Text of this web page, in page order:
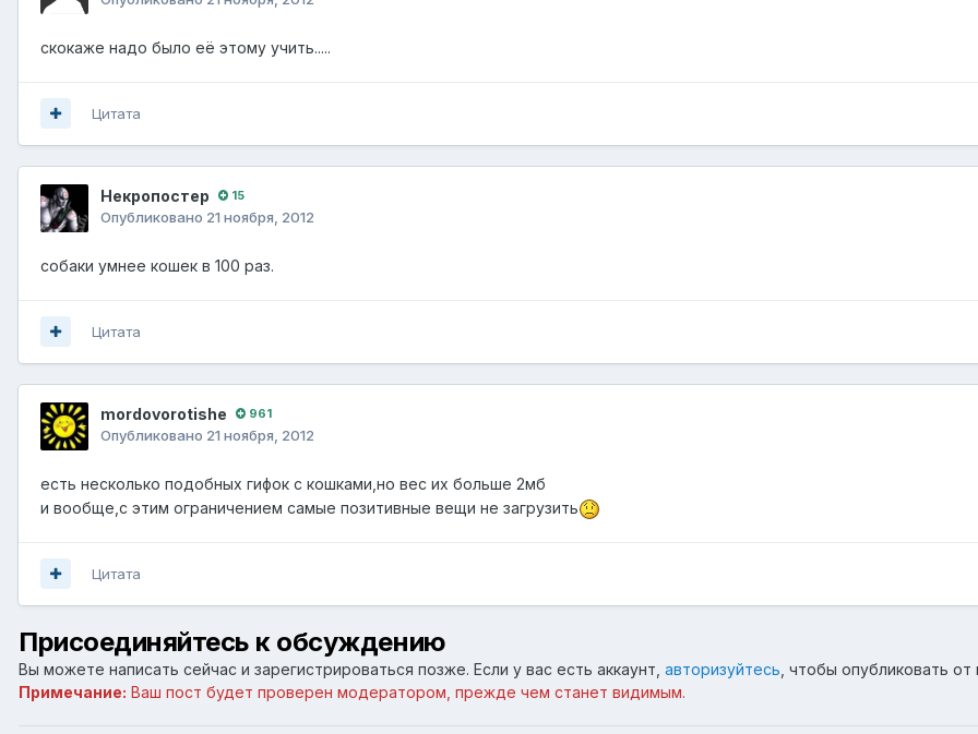
скокаже надо было её этому учить.....
Цитата
Некропостер 15
Опубликовано 21 ноября, 2012
собаки умнее кошек в 100 раз.
Цитата
mordovorotishe 961
Опубликовано 21 ноября, 2012
есть несколько подобных гифок с кошками,но вес их больше 2мб
и вообще,с этим ограничением самые позитивные вещи не загрузить
Цитата
Присоединяйтесь к обсуждению
Вы можете написать сейчас и зарегистрироваться позже. Если у вас есть аккаунт, авторизуйтесь , чтобы опубликовать
Примечание: Ваш пост будет проверен модератором, прежде чем станет видимым.